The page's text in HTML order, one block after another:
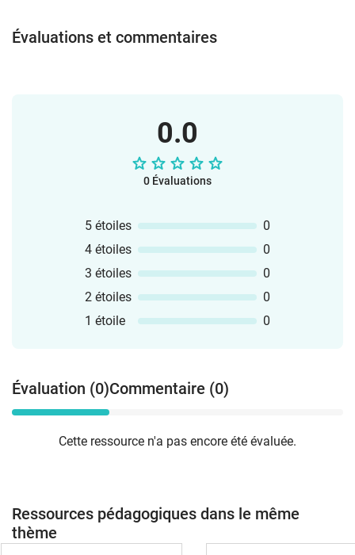
Évaluations et commentaires
0.0
0 Évaluations
5 étoiles
0
4 étoiles
0
3 étoiles
0
2 étoiles
0
1 étoile
0
Évaluation (0)Commentaire (0)
Cette ressource n'a pas encore été évaluée.
Ressources pédagogiques dans le même
thème